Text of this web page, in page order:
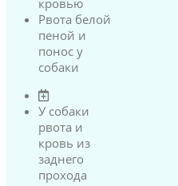
кровью
Рвота белой
пеной и
понос у
собаки
У собаки
рвота и
кровь из
заднего
прохода